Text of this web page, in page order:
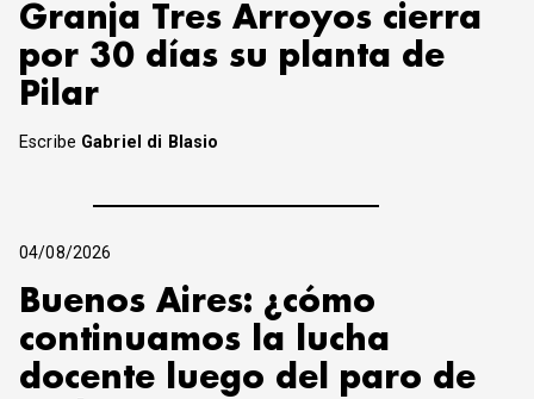
Granja Tres Arroyos cierra
por 30 días su planta de
Pilar
Escribe Gabriel di Blasio
04/08/2026
Buenos Aires: ¿cómo
continuamos la lucha
docente luego del paro de